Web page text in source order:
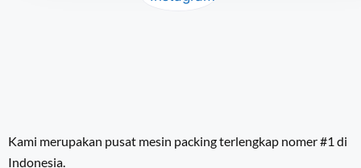
Kami merupakan pusat mesin packing terlengkap nomer #1 di
Indonesia.